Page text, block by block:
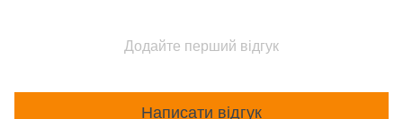
Додайте перший відгук
Написати відгук